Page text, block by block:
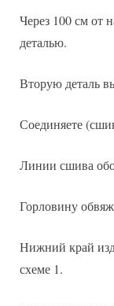
Через 100 см от
деталью.
Вторую деталь
Соединяете
Линии сшива
Горловину
Нижний край
схеме 1.